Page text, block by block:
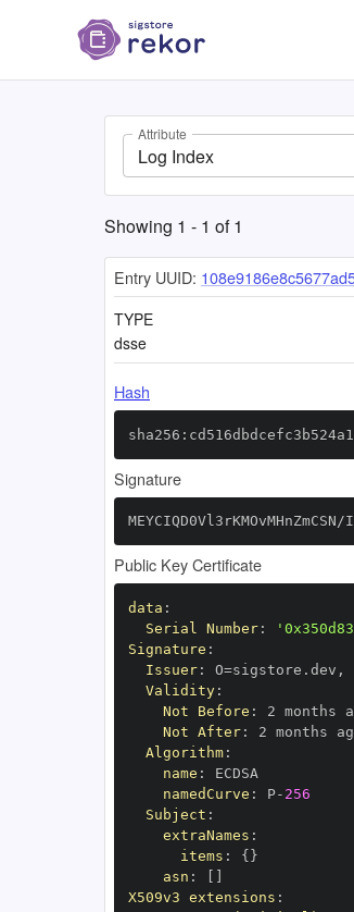
Attribute
Log Index
Showing 1 - 1 of1
Entry UUID:
TYPE
dsse
Hash
Signature
Public Key Certificate
data :
Serial Number:
Signature :
Issuer: O=sigstore.dev ,
Validity:
Not Before : 2 months
Not After: 2 months
Algorithm:
name :
namedCurve : P- 256
Subject :
extraNames :
items : { }
asn :
X509v3 extensions :